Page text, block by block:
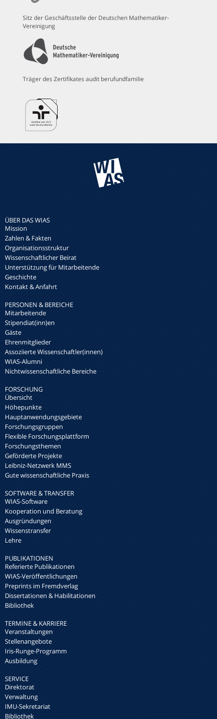
Sitz der Geschäftsstelle der Deutschen Mathematiker-
Vereinigung
Träger des Zertifikates audit berufundfamilie
ÜBER DAS WIAS
Mission
Zahlen & Fakten
Organisationsstruktur
Wissenschaftlicher Beirat
Unterstützung für Mitarbeitende
Geschichte
Kontakt & Anfahrt
PERSONEN & BEREICHE
Mitarbeitende
Stipendiat(inn)en
Gäste
Ehrenmitglieder
Assoziierte Wissenschaftler(innen)
WIAS-Alumni
Nichtwissenschaftliche Bereiche
FORSCHUNG
Übersicht
Höhepunkte
Hauptanwendungsgebiete
Forschungsgruppen
Flexible Forschungsplattform
Forschungsthemen
Geförderte Projekte
Leibniz-Netzwerk MMS
Gute wissenschaftliche Praxis
SOFTWARE & TRANSFER
WIAS-Software
Kooperation und Beratung
Ausgründungen
Wissenstransfer
Lehre
PUBLIKATIONEN
Referierte Publikationen
WIAS-Veröffentlichungen
Preprints im Fremdverlag
Dissertationen & Habilitationen
Bibliothek
TERMINE & KARRIERE
Veranstaltungen
Stellenangebote
Iris-Runge-Programm
Ausbildung
SERVICE
Direktorat
Verwaltung
IMU-Sekretariat
Bibliothek